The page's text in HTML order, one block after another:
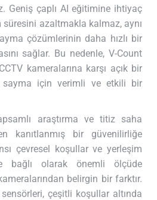
Geniş çaplı AI eğitimine ihtiyaç
azaltmakla kalmaz, aynı
çözümlerinin daha hızlı bir
sağlar. Bu nedenle, V-Count
kameralarına karşı açık bir
sayma için verimli ve etkili bir
araştırma ve titiz saha
kanıtlanmış bir güvenilirliğe
çevresel koşullar ve yerleşim
bağlı olarak önemli ölçüde
belirgin bir farktır.
sensörleri, çeşitli koşullar altında